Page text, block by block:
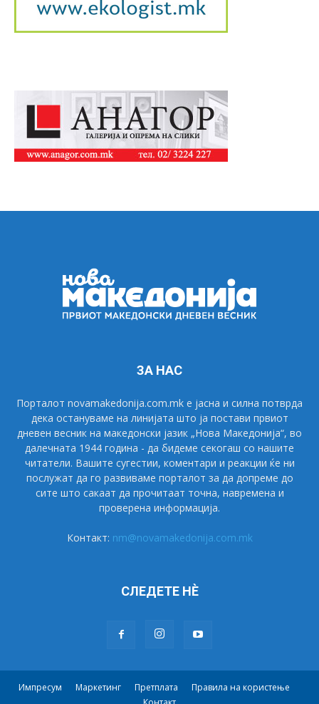
ЗА НАС
Порталот novamakedonija.com.mk е јасна и силна потврда
дека остануваме на линијата што ја постави првиот
дневен весник на македонски јазик „Нова Македонија“, во
далечната 1944 година - да бидеме секогаш со нашите
читатели. Вашите сугестии, коментари и реакции ќе ни
послужат да го развиваме порталот за да допреме до
сите што сакаат да прочитаат точна, навремена и
проверена информација.
Контакт: nm@novamakedonija.com.mk
СЛЕДЕТЕ НÈ
Импресум Маркетинг Претплата
Правила на користење